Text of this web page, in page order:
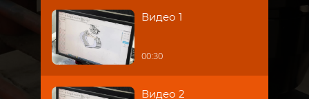
Видео 1
00:30
Видео 2